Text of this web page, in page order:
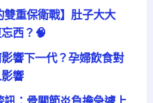
雙重保衛戰】肚子大大
西？🧠
響下一代？孕婦飲食對
響